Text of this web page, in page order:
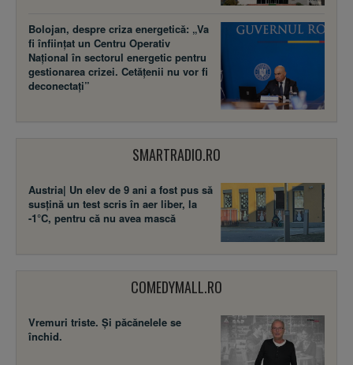
Bolojan, despre criza energetică: „Va
fi înființat un Centru Operativ
Național în sectorul energetic pentru
gestionarea crizei. Cetățenii nu vor fi
deconectați”
SMARTRADIO.RO
Austria| Un elev de 9 ani a fost pus să
susţină un test scris în aer liber, la
-1°C, pentru că nu avea mască
COMEDYMALL.RO
Vremuri triste. Şi păcănelele se
închid.